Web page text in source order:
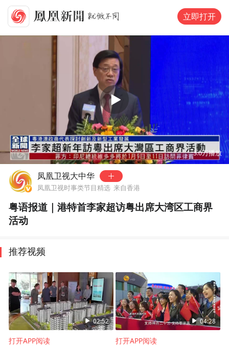
立即打开
00:00 02:17
3.0万播放
凤凰卫视大中华
凤凰卫视时事类节目精选 来自香港
粤语报道｜港特首李家超访粤出席大湾区工商界
活动
推荐视频
02:52
打开APP阅读
04:28
打开APP阅读